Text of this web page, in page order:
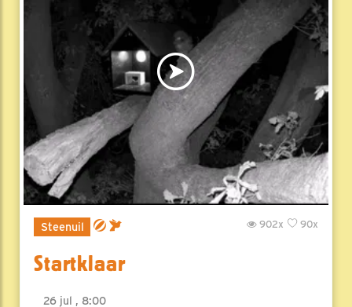
Steenuil 90x
902x
Startklaar
26 jul , 8:00